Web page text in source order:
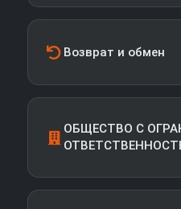
Возврат и обмен
ОБЩЕСТВО С